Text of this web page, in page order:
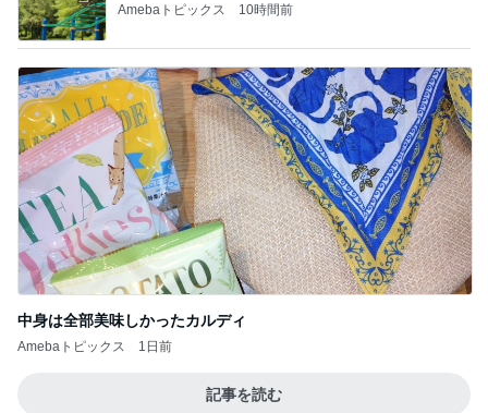
Amebaトピックス 10時間前
中身は全部美味しかったカルディ
Amebaトピックス 1日前
記事を読む